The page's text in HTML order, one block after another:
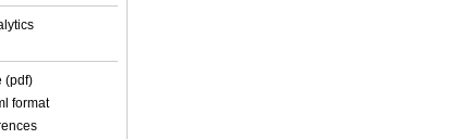
(pdf)
format